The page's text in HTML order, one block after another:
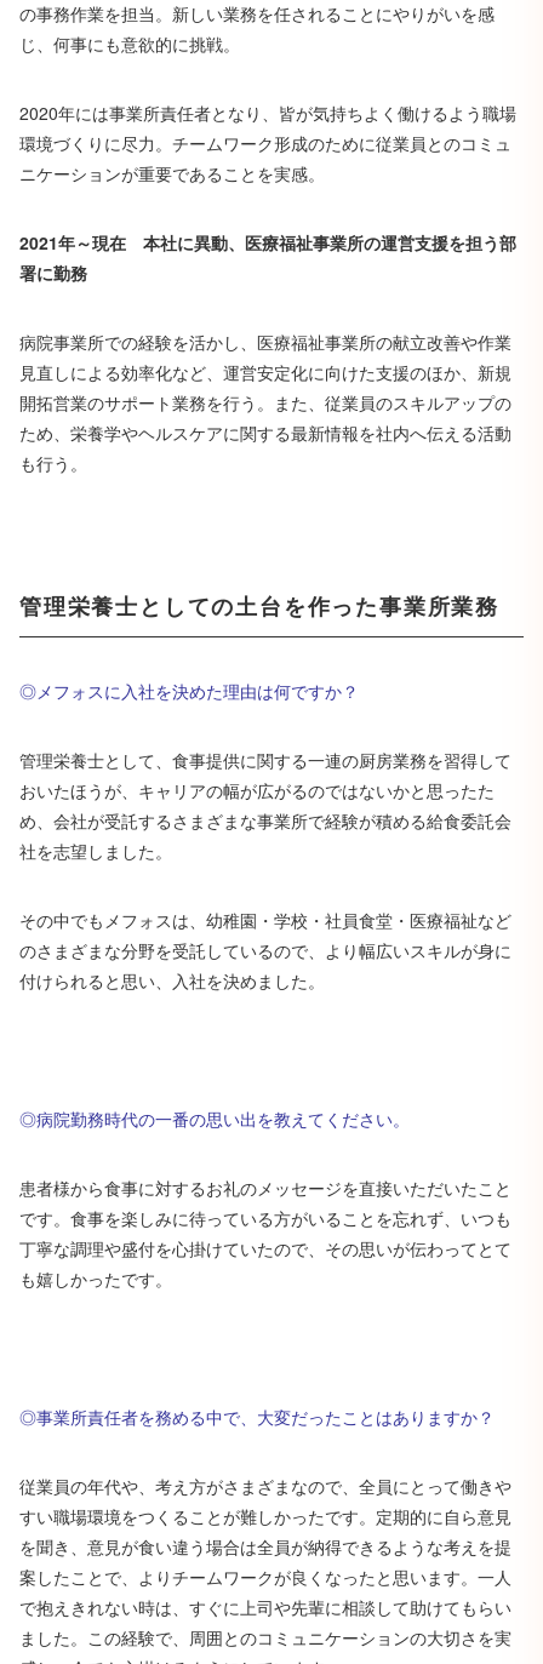
の事務作業を担当。新しい業務を任されることにやりがいを感
じ、何事にも意欲的に挑戦。
2020年には事業所責任者となり、皆が気持ちよく働けるよう職場
環境づくりに尽力。チームワーク形成のために従業員とのコミュ
ニケーションが重要であることを実感。
2021年～現在 本社に異動、医療福祉事業所の運営支援を担う部
署に勤務
病院事業所での経験を活かし、医療福祉事業所の献立改善や作業
見直しによる効率化など、 運営安定化に向けた支援のほか、新規
開拓営業のサポート業務を行う。また、従業員のスキルアップの
ため、栄養学やヘルスケアに関する最新情報を社内へ伝える活動
も行う。
管理栄養士としての土台を作った事業所業務
◎メフォスに入社を決めた理由は何ですか？
管理栄養士として、食事提供に関する一連の厨房業務を習得して
おいたほうが、キャリアの幅が広がるのではないかと思ったた
め、会社が受託するさまざまな事業所で経験が積める給食委託会
社を志望しました。
その中でもメフォスは、幼稚園・学校・社員食堂・医療福祉など
のさまざまな分野を受託しているので、より幅広いスキルが身に
付けられると思い、入社を決めました。
◎病院勤務時代の一番の思い出を教えてください。
患者様から食事に対するお礼のメッセージを直接いただいたこと
です。食事を楽しみに待っている方がいることを忘れず、いつも
丁寧な調理や盛付を心掛けていたので、その思いが伝わってとて
も嬉しかったです。
◎事業所責任者を務める中で、大変だったことはありますか？
従業員の年代や、考え方がさまざまなので、全員にとって働きや
すい職場環境をつくることが難しかったです。定期的に自ら意見
を聞き、意見が食い違う場合は全員が納得できるような考えを提
案したことで、よりチームワークが良くなったと思います。一人
で抱えきれない時は、すぐに上司や先輩に相談して助けてもらい
ました。この経験で、周囲とのコミュニケーションの大切さを実